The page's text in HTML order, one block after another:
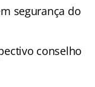
segurança do
conselho